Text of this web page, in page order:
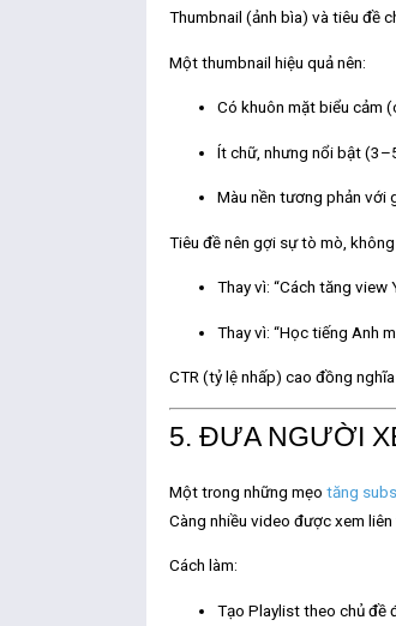
Thumbnail (ảnh bìa) và tiêu đề
Một thumbnail hiệu quả nên:
Có khuôn mặt biểu cảm
Ít chữ, nhưng nổi bật
Màu nền tương phản với
Tiêu đề nên gợi sự tò mò,
Thay vì: “Cách tăng
Thay vì: “Học tiếng Anh
CTR (tỷ lệ nhấp) cao đồng
5. ĐƯA NGƯỜI
Một trong nhữngmẹotăng
Càng nhiều video được xem
Cách làm:
TạoPlaylisttheo chủ đề